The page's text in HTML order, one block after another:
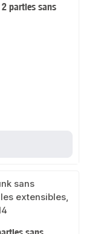
parties sans